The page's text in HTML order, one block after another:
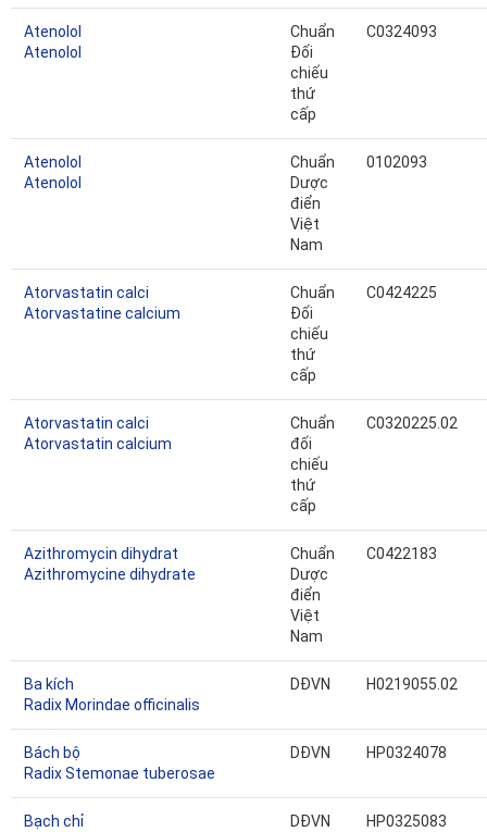
Atenolol
Atenolol
Chuẩn
Đối
chiếu
thứ
cấp
C0324093
Atenolol
Atenolol
Chuẩn
Dược
điển
Việt
Nam
0102093
Atorvastatin calci
Atorvastatine calcium
Chuẩn
Đối
chiếu
thứ
cấp
C0424225
Atorvastatin calci
Atorvastatin calcium
Chuẩn
đối
chiếu
thứ
cấp
C0320225.02
Azithromycin dihydrat
Azithromycine dihydrate
Chuẩn
Dược
điển
Việt
Nam
C0422183
Ba kích
Radix Morindae officinalis
DĐVN H0219055.02
Bách bộ
Radix Stemonae tuberosae
DĐVN HP0324078
Bạch chỉ
DĐVN HP0325083